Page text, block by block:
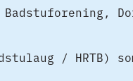
/ HRTB)